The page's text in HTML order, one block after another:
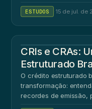
ESTUDOS 15 de jul. de
CRIs e CRAs:
Estruturado
O crédito estruturado
transformação:
recordes de emissão,